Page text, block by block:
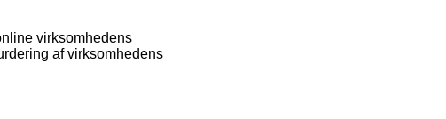
virksomhedens
af virksomhedens